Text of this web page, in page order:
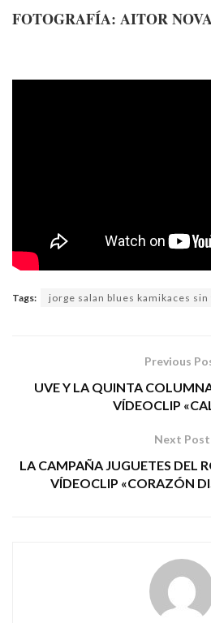
FOTOGRAFÍA: AITOR
Tags: jorge salan blues kamikaces
Previous
UVE Y LA QUINTA
VÍDEOCLIP
Next Post
LA CAMPAÑA JUGUETES DEL
VÍDEOCLIP «CORAZÓN